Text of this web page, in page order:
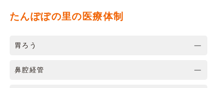
たんぽぽの里の医療体制
胃ろう
鼻腔経管